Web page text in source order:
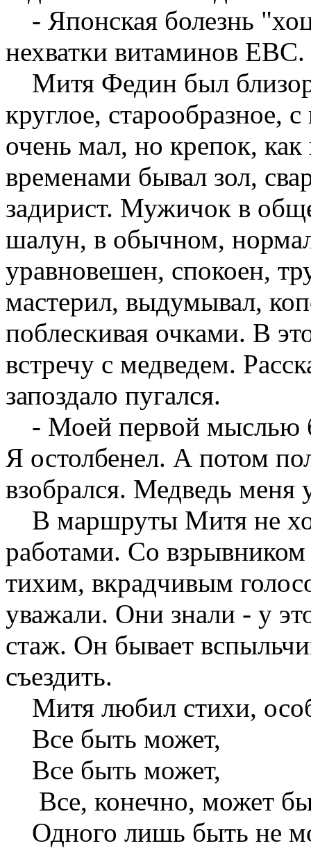
- Японская болезнь
нехватки витаминов ЕВС.
Митя Федин был
круглое, старообразное,
очень мал, но крепок,
временами бывал зол,
задирист. Мужичок в
шалун, в обычном,
уравновешен, спокоен,
мастерил, выдумывал,
поблескивая очками. В
встречу с медведем.
запоздало пугался.
- Моей первой мыслью
Я остолбенел. А потом
взобрался. Медведь меня
В маршруты Митя не
работами. Со
тихим, вкрадчивым
уважали. Они знали - у
стаж. Он бывает
съездить.
Митя любил стихи,
Все быть может,
Все быть может,
Все, конечно, может
Одного лишь быть не